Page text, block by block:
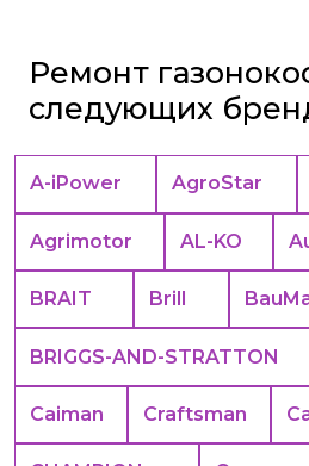
Ремонт
следующих
A-iPower AgroStar
Agrimotor AL-KO
BRAIT Brill
BRIGGS-AND-STRATTON
Caiman Craftsman